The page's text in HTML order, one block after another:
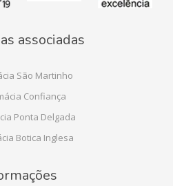
associadas
São Martinho
Confiança
Ponta Delgada
Botica Inglesa